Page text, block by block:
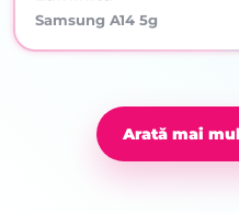
Samsung A14 5g
Arată mai